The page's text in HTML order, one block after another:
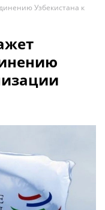
Узбекистана к